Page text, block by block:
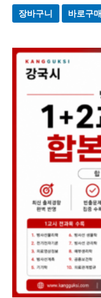
장바구니 바로구매